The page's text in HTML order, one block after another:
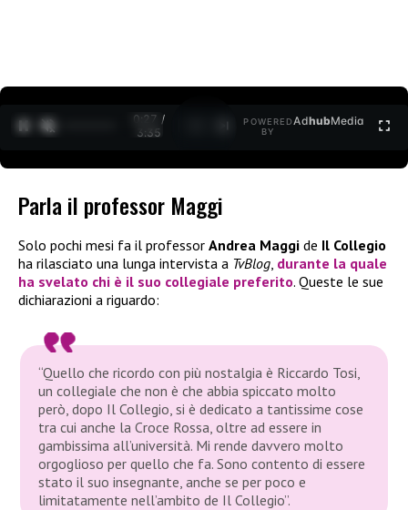
0:27 /
3:35
POWERED
BY
AdhubMedia
Parla il professor Maggi
Solo pochi mesi fa il professor Andrea Maggi de Il Collegio
ha rilasciato una lunga intervista a TvBlog, durante la quale
ha svelato chi è il suo collegiale preferito. Queste le sue
dichiarazioni a riguardo:
“Quello che ricordo con più nostalgia è Riccardo Tosi,
un collegiale che non è che abbia spiccato molto
però, dopo Il Collegio, si è dedicato a tantissime cose
tra cui anche la Croce Rossa, oltre ad essere in
gambissima all’università. Mi rende davvero molto
orgoglioso per quello che fa. Sono contento di essere
stato il suo insegnante, anche se per poco e
limitatamente nell’ambito de Il Collegio”.